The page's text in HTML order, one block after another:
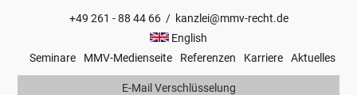
E-Mail Verschlüsselung
+49 261 - 88 44 66/ kanzlei@mmv-recht.de
English
Top
Seminare MMV-Medienseite Referenzen Karriere Aktuelles
Hauptnavigation